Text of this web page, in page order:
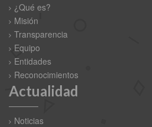
¿Qué es?
Misión
Transparencia
Equipo
Entidades
Reconocimientos
Actualidad
Noticias